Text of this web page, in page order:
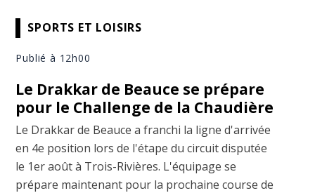
SPORTS ET LOISIRS
Publié à 12h00
Le Drakkar de Beauce se prépare
pour le Challenge de la Chaudière
Le Drakkar de Beauce a franchi la ligne d'arrivée
en 4e position lors de l'étape du circuit disputée
le 1er août à Trois-Rivières. L'équipage se
prépare maintenant pour la prochaine course de